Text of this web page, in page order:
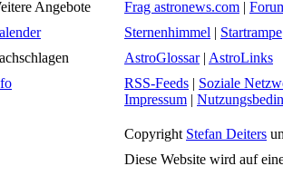
Angebote Frag astronews.com |
Sternenhimmel | Startrampe
AstroGlossar| AstroLinks
RSS-Feeds | Soziale
Impressum |
Copyright Stefan Deiters
Diese Website wird auf